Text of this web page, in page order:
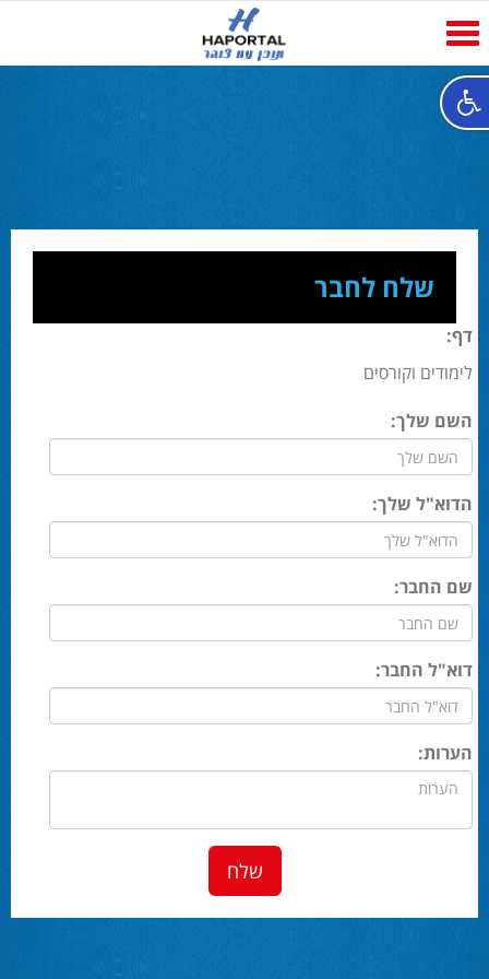
Toggle
navigation
שלח לחבר
דף:
לימודים וקורסים
השם שלך:
הדוא"ל שלך:
שם החבר:
דוא"ל החבר:
הערות: